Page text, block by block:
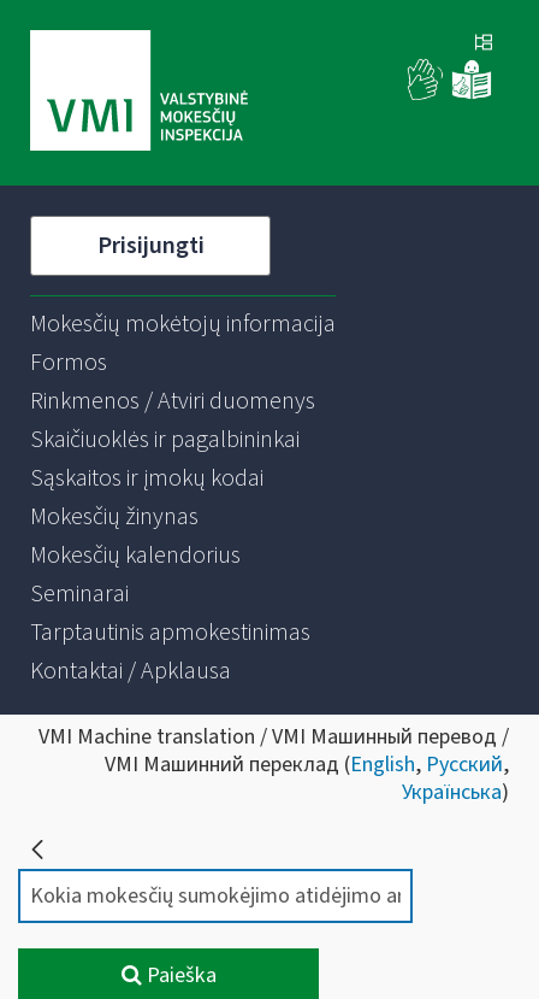
Prisijungti
Mokesčių mokėtojų informacija
Formos
Rinkmenos / Atviri duomenys
Skaičiuoklės ir pagalbininkai
Sąskaitos ir įmokų kodai
Mokesčių žinynas
Mokesčių kalendorius
Seminarai
Tarptautinis apmokestinimas
Kontaktai / Apklausa
VMI Machine translation / VMI Машинный перевод /
VMI Машинний переклад (English, Русский,
Українська)
Paieška